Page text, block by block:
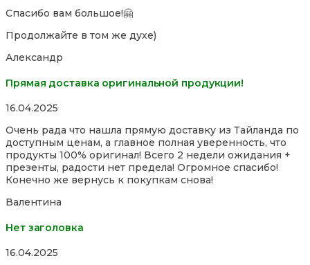
Спасибо вам большое!🤗
Продолжайте в том же духе)
Александр
Прямая доставка оригинальной продукции!
Rated
out
of
5
16.04.2025
Очень рада что нашла прямую доставку из Тайланда по
доступным ценам, а главное полная уверенность, что
продукты 100% оригинал! Всего 2 недели ожидания +
презенты, радости нет предела! Огромное спасибо!
Конечно же вернусь к покупкам снова!
Валентина
Нет заголовка
Rated
16.04.2025